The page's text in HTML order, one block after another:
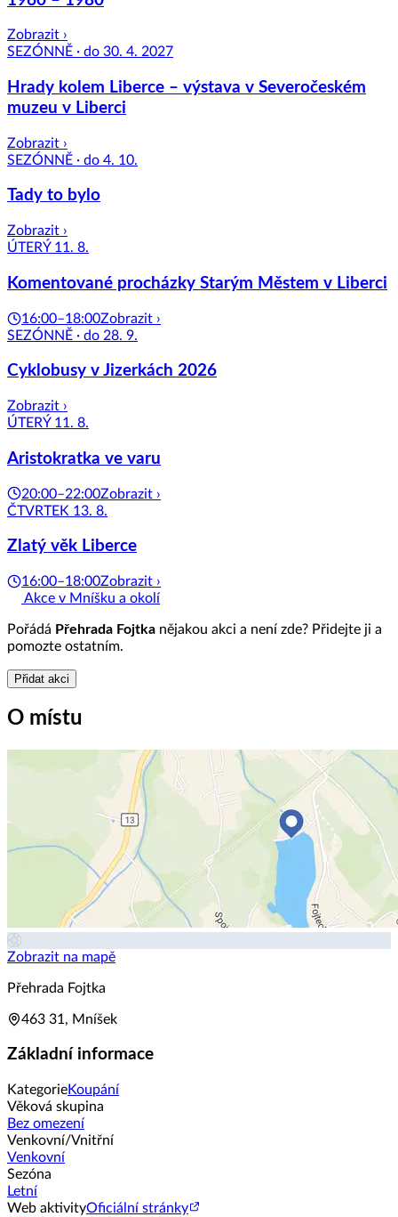
Zobrazit ›
SEZÓNNĚ · do 30. 4. 2027
Hrady kolem Liberce – výstava v Severočeském
muzeu v Liberci
Zobrazit ›
SEZÓNNĚ · do 4. 10.
Tady to bylo
Zobrazit ›
ÚTERÝ 11. 8.
Komentované procházky Starým Městem v Liberci
16:00–18:00Zobrazit ›
SEZÓNNĚ · do 28. 9.
Cyklobusy v Jizerkách 2026
Zobrazit ›
ÚTERÝ 11. 8.
Aristokratka ve varu
20:00–22:00Zobrazit ›
ČTVRTEK 13. 8.
Zlatý věk Liberce
16:00–18:00Zobrazit ›
Akce v Mníšku a okolí
Pořádá Přehrada Fojtka nějakou akci a není zde? Přidejte ji a
pomozte ostatním.
Přidat akci
O místu
Zobrazit na mapě
Přehrada Fojtka
463 31, Mníšek
Základní informace
KategorieKoupání
Věková skupina
Bez omezení
Venkovní/Vnitřní
Venkovní
Sezóna
Letní
Web aktivityOficiální stránky